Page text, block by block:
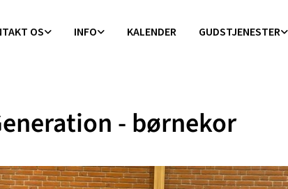
OS INFO KALENDER GUDSTJENESTER
- børnekor